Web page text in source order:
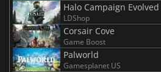
Halo Campaign Evolved
LDShop
Corsair Cove
Game Boost
Palworld
Gamesplanet US